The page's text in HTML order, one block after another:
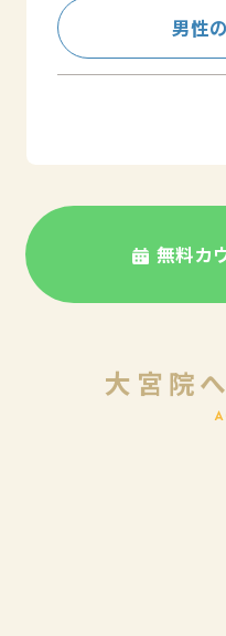
男性
無料カ
大宮院
A